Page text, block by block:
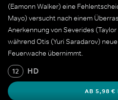
(Eamonn Walker) eine
Mayo) versucht nach einem
Anerkennung von Severides
während Otis (Yuri Saradarov)
Feuerwache übernimmt.
12 HD
AB 5,98 €